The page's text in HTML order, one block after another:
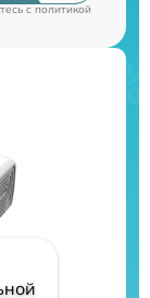
cполитикой